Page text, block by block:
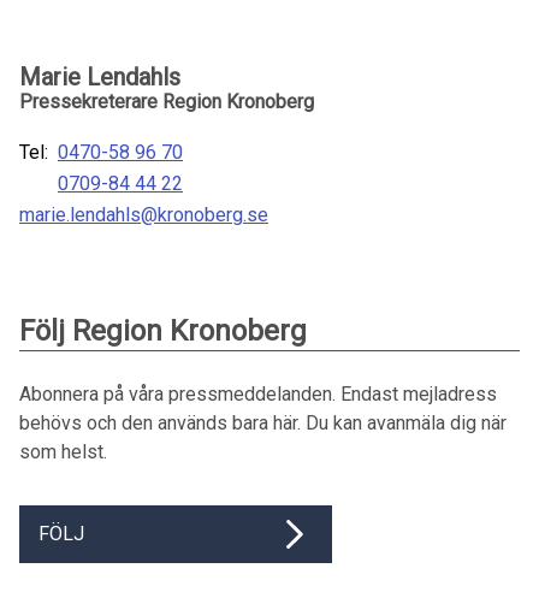
Marie Lendahls
Pressekreterare Region Kronoberg
Tel: 0470-58 96 70
0709-84 44 22
marie.lendahls@kronoberg.se
Följ Region Kronoberg
Abonnera på våra pressmeddelanden. Endast mejladress
behövs och den används bara här. Du kan avanmäla dig när
som helst.
FÖLJ